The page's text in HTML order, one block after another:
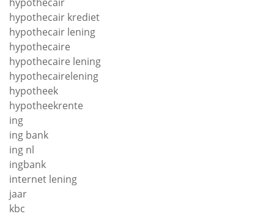
hypothecair
hypothecair krediet
hypothecair lening
hypothecaire
hypothecaire lening
hypothecairelening
hypotheek
hypotheekrente
ing
ing bank
ing nl
ingbank
internet lening
jaar
kbc